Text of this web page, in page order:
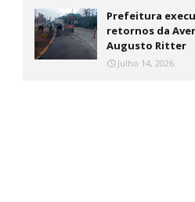
Prefeitura
retornos da
Augusto Ritter
Julho 14, 2026